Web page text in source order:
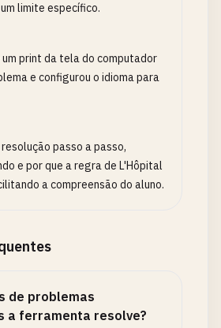
limite específico.
um print da tela do computador
e configurou o idioma para
passo a passo,
e por que a regra de L'Hôpital
a compreensão do aluno.
de problemas
a ferramenta resolve?